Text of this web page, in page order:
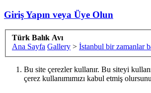
Giriş Yapın veya Üye Olun
Türk Balık Avı
Ana Sayfa Gallery > İstanbul bir zamanlar
Bu site çerezler kullanır. Bu siteyi
çerez kullanımımızı kabul etmiş